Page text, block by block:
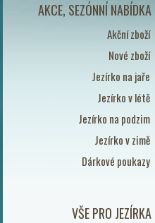
AKCE, SEZÓNNÍ NABÍDKA
Akční zboží
Nové zboží
Jezírko na jaře
Jezírko v létě
Jezírko na podzim
Jezírko v zimě
Dárkové poukazy
VŠE PRO JEZÍRKA